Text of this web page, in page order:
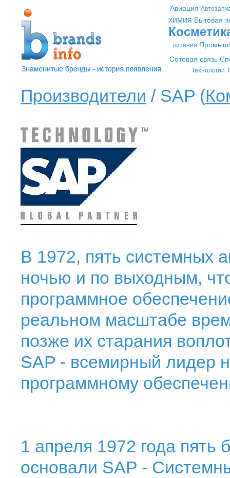
Авиация
химия Бытовая
питания
Сотовая связь
Технологии
Производители / SAP (
В 1972, пять системных
ночью и по выходным,
программное
реальном масштабе
позже их старания
SAP - всемирный лидер
программному
1 апреля 1972 года
основали SAP -